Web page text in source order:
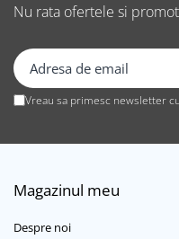
Cabluri USB tip C
Casti wireless
Gadgets smartphone
Huse smartphone
Lentile smartphone
Microfoane pentru
Nu rata ofertele si
Vreau sa primesc newsletter
Magazinul meu
Despre noi